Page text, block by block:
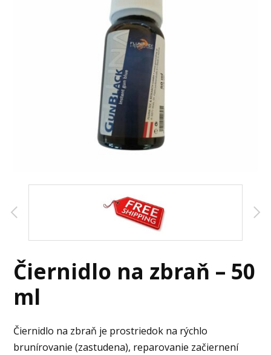
Čiernidlo na zbraň – 50
ml
Čiernidlo na zbraň je prostriedok na rýchlo
brunírovanie (zastudena), reparovanie začiernení